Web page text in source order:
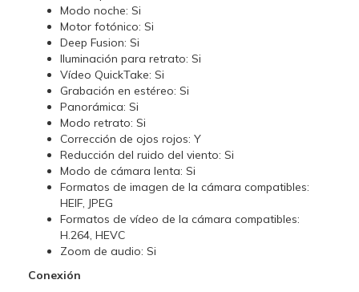
Modo noche: Si
Motor fotónico: Si
Deep Fusion: Si
Iluminación para retrato: Si
Vídeo QuickTake: Si
Grabación en estéreo: Si
Panorámica: Si
Modo retrato: Si
Corrección de ojos rojos: Y
Reducción del ruido del viento: Si
Modo de cámara lenta: Si
Formatos de imagen de la cámara compatibles:
HEIF, JPEG
Formatos de vídeo de la cámara compatibles:
H.264, HEVC
Zoom de audio: Si
Conexión